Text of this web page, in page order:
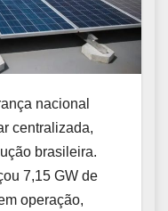
nacional
centralizada,
brasileira.
7,15 GW de
operação,